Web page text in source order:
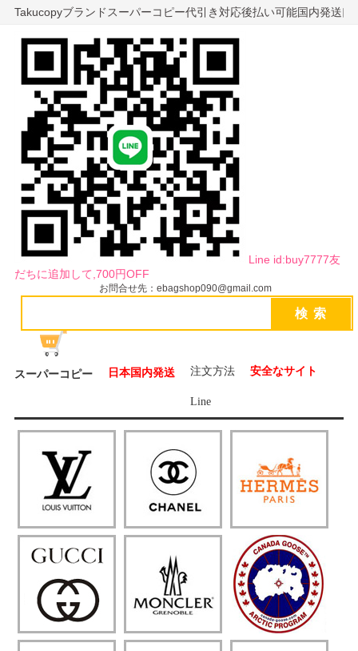
Takucopyブランドスーパーコピー代引き対応後払い可能国内発送
Line id:buy7777友
だちに追加して,700円OFF
お問合せ先：ebagshop090@gmail.com
スーパーコピー 日本国内発送 注文方法 安全なサイト
Line